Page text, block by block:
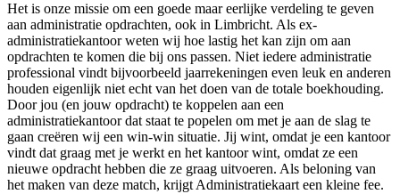
Het is onze missie om een goede maar eerlijke verdeling te geven
aan administratie opdrachten, ook in Limbricht. Als ex-
administratiekantoor weten wij hoe lastig het kan zijn om aan
opdrachten te komen die bij ons passen. Niet iedere administratie
professional vindt bijvoorbeeld jaarrekeningen even leuk en anderen
houden eigenlijk niet echt van het doen van de totale boekhouding.
Door jou (en jouw opdracht) te koppelen aan een
administratiekantoor dat staat te popelen om met je aan de slag te
gaan creëren wij een win-win situatie. Jij wint, omdat je een kantoor
vindt dat graag met je werkt en het kantoor wint, omdat ze een
nieuwe opdracht hebben die ze graag uitvoeren. Als beloning van
het maken van deze match, krijgt Administratiekaart een kleine fee.